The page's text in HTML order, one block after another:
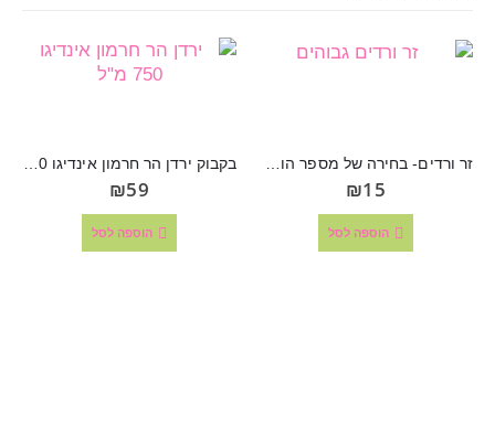
זר ורדים- בחירה של מספר הורדים בזר
₪15
הוספה לסל
בקבוק ירדן הר חרמון אינדיגו 750 מ"ל
₪59
הוספה לסל